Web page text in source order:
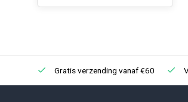
Gratis verzending vanaf €60